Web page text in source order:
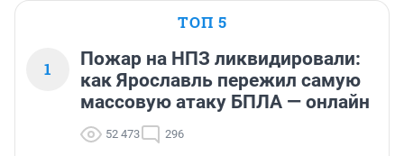
ТОП 5
1
Пожар на НПЗ ликвидировали:
как Ярославль пережил самую
массовую атаку БПЛА — онлайн
52 473 296